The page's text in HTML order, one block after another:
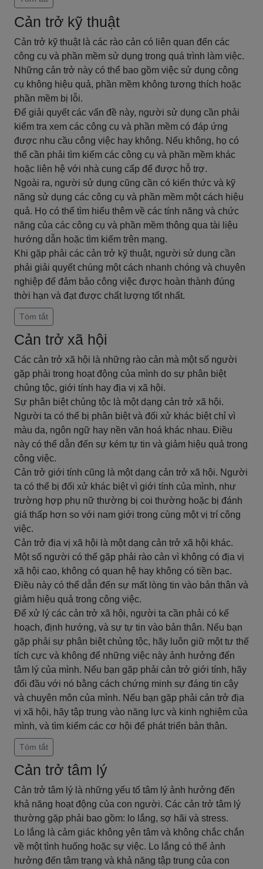
Cản trở kỹ thuật
Cản trở kỹ thuật là các rào cản có liên quan đến các
công cụ và phần mềm sử dụng trong quá trình làm việc.
Những cản trở này có thể bao gồm việc sử dụng công
cụ không hiệu quả, phần mềm không tương thích hoặc
phần mềm bị lỗi.
Để giải quyết các vấn đề này, người sử dụng cần phải
kiểm tra xem các công cụ và phần mềm có đáp ứng
được nhu cầu công việc hay không. Nếu không, họ có
thể cần phải tìm kiếm các công cụ và phần mềm khác
hoặc liên hệ với nhà cung cấp để được hỗ trợ.
Ngoài ra, người sử dụng cũng cần có kiến thức và kỹ
năng sử dụng các công cụ và phần mềm một cách hiệu
quả. Họ có thể tìm hiểu thêm về các tính năng và chức
năng của các công cụ và phần mềm thông qua tài liệu
hướng dẫn hoặc tìm kiếm trên mạng.
Khi gặp phải các cản trở kỹ thuật, người sử dụng cần
phải giải quyết chúng một cách nhanh chóng và chuyên
nghiệp để đảm bảo công việc được hoàn thành đúng
thời hạn và đạt được chất lượng tốt nhất.
Tóm tắt
Cản trở xã hội
Các cản trở xã hội là những rào cản mà một số người
gặp phải trong hoạt động của mình do sự phân biệt
chủng tộc, giới tính hay địa vị xã hội.
Sự phân biệt chủng tộc là một dạng cản trở xã hội.
Người ta có thể bị phân biệt và đối xử khác biệt chỉ vì
màu da, ngôn ngữ hay nền văn hoá khác nhau. Điều
này có thể dẫn đến sự kém tự tin và giảm hiệu quả trong
công việc.
Cản trở giới tính cũng là một dạng cản trở xã hội. Người
ta có thể bị đối xử khác biệt vì giới tính của mình, như
trường hợp phụ nữ thường bị coi thường hoặc bị đánh
giá thấp hơn so với nam giới trong cùng một vị trí công
việc.
Cản trở địa vị xã hội là một dạng cản trở xã hội khác.
Một số người có thể gặp phải rào cản vì không có địa vị
xã hội cao, không có quan hệ hay không có tiền bạc.
Điều này có thể dẫn đến sự mất lòng tin vào bản thân và
giảm hiệu quả trong công việc.
Để xử lý các cản trở xã hội, người ta cần phải có kế
hoạch, định hướng, và sự tự tin vào bản thân. Nếu bạn
gặp phải sự phân biệt chủng tộc, hãy luôn giữ một tư thế
tích cực và không để những việc này ảnh hưởng đến
tâm lý của mình. Nếu bạn gặp phải cản trở giới tính, hãy
đối đầu với nó bằng cách chứng minh sự đáng tin cậy
và chuyên môn của mình. Nếu bạn gặp phải cản trở địa
vị xã hội, hãy tập trung vào năng lực và kinh nghiệm của
mình, và tìm kiếm các cơ hội để phát triển bản thân.
Tóm tắt
Cản trở tâm lý
Cản trở tâm lý là những yếu tố tâm lý ảnh hưởng đến
khả năng hoạt động của con người. Các cản trở tâm lý
thường gặp phải bao gồm: lo lắng, sợ hãi và stress.
Lo lắng là cảm giác không yên tâm và không chắc chắn
về một tình huống hoặc sự việc. Lo lắng có thể ảnh
hưởng đến tâm trạng và khả năng tập trung của con